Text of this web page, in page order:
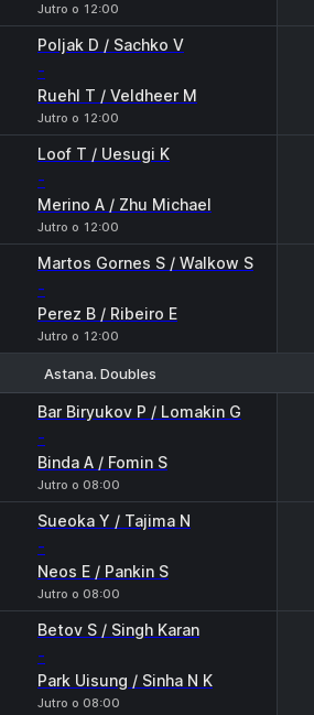
Jutro o 12:00
Poljak D / Sachko V
-
Ruehl T / Veldheer M
Jutro o 12:00
Loof T / Uesugi K
-
Merino A / Zhu Michael
Jutro o 12:00
Martos Gornes S / Walkow S
-
Perez B / Ribeiro E
Jutro o 12:00
Astana. Doubles
Bar Biryukov P / Lomakin G
-
Binda A / Fomin S
Jutro o 08:00
Sueoka Y / Tajima N
-
Neos E / Pankin S
Jutro o 08:00
Betov S / Singh Karan
-
Park Uisung / Sinha N K
Jutro o 08:00